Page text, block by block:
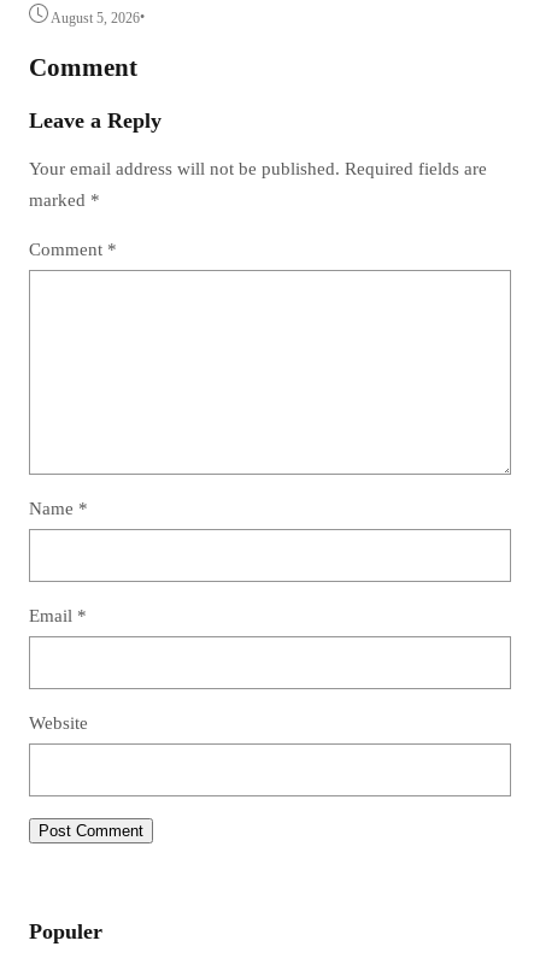
August 5, 2026•
Comment
Leave a Reply
Your email address will not be published. Required fields are
marked *
Comment *
Name *
Email *
Website
Populer